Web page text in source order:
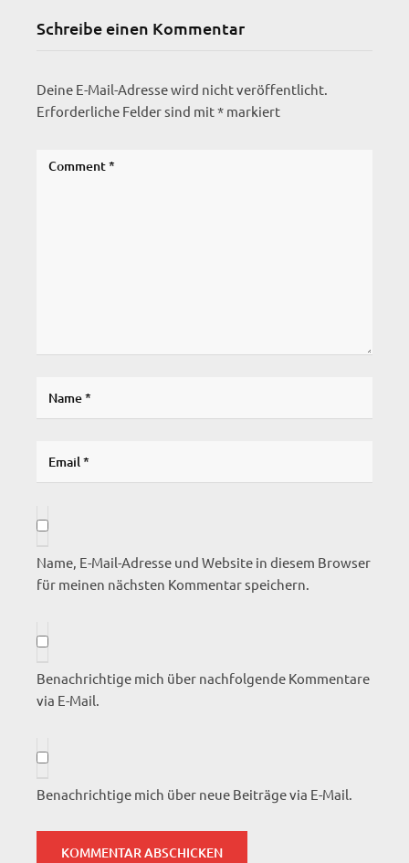
Schreibe einen Kommentar
Deine E-Mail-Adresse wird nicht veröffentlicht.
Erforderliche Felder sind mit* markiert
Name, E-Mail-Adresse und Website in diesem Browser
für meinen nächsten Kommentar speichern.
Benachrichtige mich über nachfolgende Kommentare
via E-Mail.
Benachrichtige mich über neue Beiträge via E-Mail.